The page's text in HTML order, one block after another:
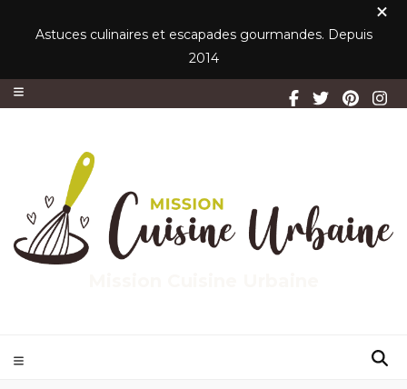
Astuces culinaires et escapades gourmandes. Depuis
2014